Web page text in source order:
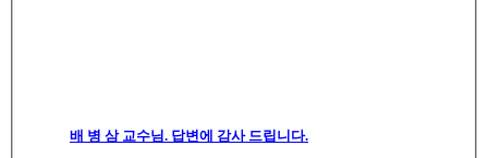
배 병 삼 교수님. 답변에 감사 드립니다.